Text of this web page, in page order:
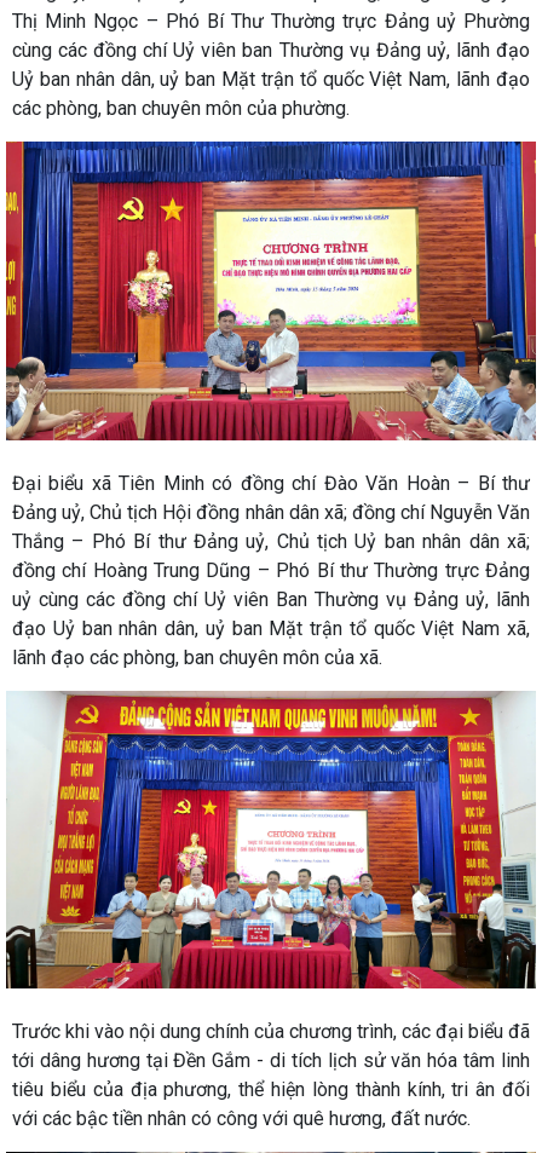
Thị Minh Ngọc – Phó Bí Thư Thường trực Đảng uỷ Phường
cùng các đồng chí Uỷ viên ban Thường vụ Đảng uỷ, lãnh đạo
Uỷ ban nhân dân, uỷ ban Mặt trận tổ quốc Việt Nam, lãnh đạo
các phòng, ban chuyên môn của phường.
Đại biểu xã Tiên Minh có đồng chí Đào Văn Hoàn – Bí thư
Đảng uỷ, Chủ tịch Hội đồng nhân dân xã; đồng chí Nguyễn Văn
Thắng – Phó Bí thư Đảng uỷ, Chủ tịch Uỷ ban nhân dân xã;
đồng chí Hoàng Trung Dũng – Phó Bí thư Thường trực Đảng
uỷ cùng các đồng chí Uỷ viên Ban Thường vụ Đảng uỷ, lãnh
đạo Uỷ ban nhân dân, uỷ ban Mặt trận tổ quốc Việt Nam xã,
lãnh đạo các phòng, ban chuyên môn của xã.
Trước khi vào nội dung chính của chương trình, các đại biểu đã
tới dâng hương tại Đền Gắm - di tích lịch sử văn hóa tâm linh
tiêu biểu của địa phương, thể hiện lòng thành kính, tri ân đối
với các bậc tiền nhân có công với quê hương, đất nước.